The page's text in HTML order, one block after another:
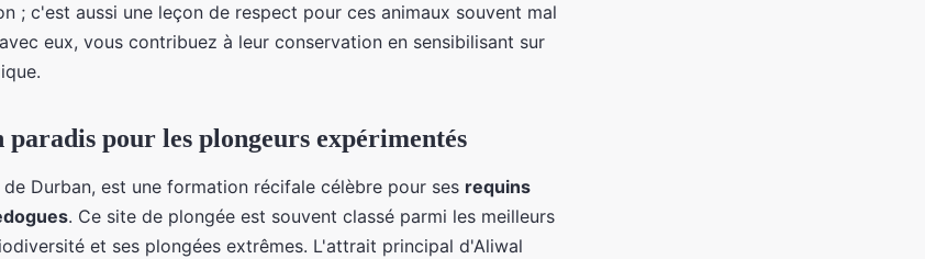
; c'est aussi une leçon de respect pour ces animaux souvent mal
eux, vous contribuez à leur conservation en sensibilisant sur
pour les plongeurs expérimentés
Durban, est une formation récifale célèbre pour ses requins
. Ce site de plongée est souvent classé parmi les meilleurs
et ses plongées extrêmes. L'attrait principal d'Aliwal